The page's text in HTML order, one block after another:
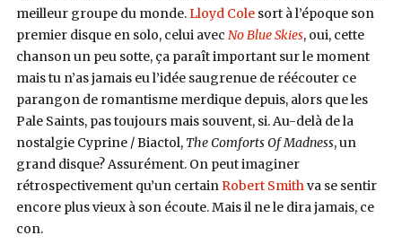
meilleur groupe du monde.Lloyd Colesort à l’époque son
premier disque en solo, celui avec No Blue Skies, oui, cette
chanson un peu sotte, ça paraît important sur le moment
mais tu n’as jamais eu l’idée saugrenue de réécouter ce
parangon de romantisme merdique depuis, alors que les
Pale Saints, pas toujours mais souvent, si. Au-delà de la
nostalgie Cyprine / Biactol, The Comforts Of Madness, un
grand disque? Assurément. On peut imaginer
rétrospectivement qu’un certainRobert Smithva se sentir
encore plus vieux à son écoute. Mais il ne le dira jamais, ce
con.